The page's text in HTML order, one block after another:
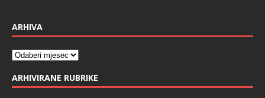
ARHIVA
ARHIVIRANE RUBRIKE